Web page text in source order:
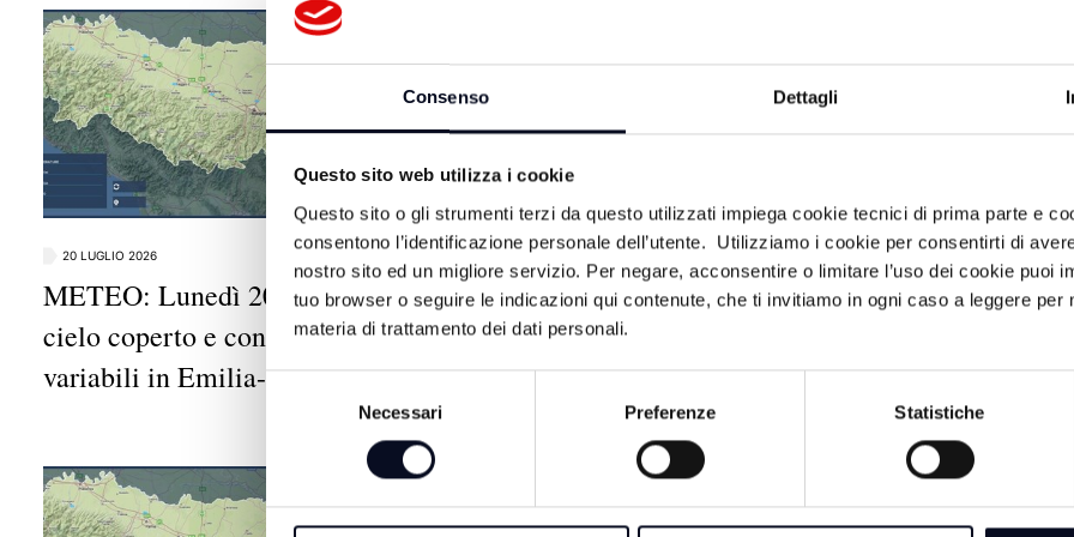
Consenso Dettagli
Questo sito web utilizza i cookie
Questo sito o gli strumenti terzi da questo utilizzati impiega cookie tecnici di prima parte e
consentono l’identificazione personale dell’utente. Utilizziamo i cookie per consentirti di
nostro sito ed un migliore servizio. Per negare, acconsentire o limitare l’uso dei cookie puoi
tuo browser o seguire le indicazioni qui contenute, che ti invitiamo in ogni caso a leggere per
materia di trattamento dei dati personali.
Necessari Preferenze Statistiche
mentre
storico, sia
Per chi
all'aperto, le
rinfrescante
confortevole e
godersi
una
Con una
giornata è
magari con
condizioni
di organizzare
contatto con
20 LUGLIO 2026
METEO: Lunedì 20 luglio,
cielo coperto e condizioni
variabili in Emilia-Romagna
19 LUGLIO 2026
METEO: Condizioni
climatiche del 19 Luglio,
coperture nuvolose e brezze
diffuse
18 LUGLIO 2026
METEO: Cieli